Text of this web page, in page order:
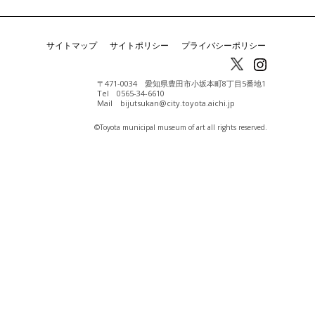
サイトマップ サイトポリシー プライバシーポリシー
〒471-0034 愛知県豊田市小坂本町8丁目5番地1
Tel 0565-34-6610
Mail bijutsukan@city.toyota.aichi.jp
©️Toyota municipal museum of art all rights reserved.